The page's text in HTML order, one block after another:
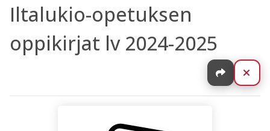
Iltalukio-opetuksen
oppikirjat lv 2024-2025
Jaa